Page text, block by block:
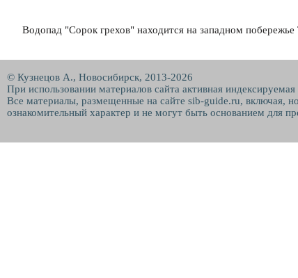
Водопад "Сорок грехов" находится на западном
© Кузнецов А., Новосибирск, 2013-2026
При использовании материалов сайта активная индексируемая
Все материалы, размещенные на сайте sib-guide.ru, включая,
ознакомительный характер и не могут быть основанием для